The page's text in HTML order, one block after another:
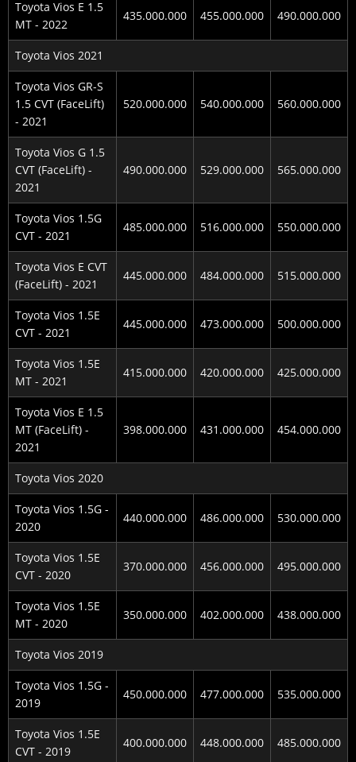
Toyota Vios E 1.5
MT - 2022
435.000.000 455.000.000 490.000.000
Toyota Vios 2021
Toyota Vios GR-S
1.5 CVT (FaceLift)
- 2021
520.000.000 540.000.000 560.000.000
Toyota Vios G 1.5
CVT (FaceLift) -
2021
490.000.000 529.000.000 565.000.000
Toyota Vios 1.5G
CVT - 2021
485.000.000 516.000.000 550.000.000
Toyota Vios E CVT
(FaceLift) - 2021
445.000.000 484.000.000 515.000.000
Toyota Vios 1.5E
CVT - 2021
445.000.000 473.000.000 500.000.000
Toyota Vios 1.5E
MT - 2021
415.000.000 420.000.000 425.000.000
Toyota Vios E 1.5
MT (FaceLift) -
2021
398.000.000 431.000.000 454.000.000
Toyota Vios 2020
Toyota Vios 1.5G -
2020
440.000.000 486.000.000 530.000.000
Toyota Vios 1.5E
CVT - 2020
370.000.000 456.000.000 495.000.000
Toyota Vios 1.5E
MT - 2020
350.000.000 402.000.000 438.000.000
Toyota Vios 2019
Toyota Vios 1.5G -
2019
450.000.000 477.000.000 535.000.000
Toyota Vios 1.5E
CVT - 2019
400.000.000 448.000.000 485.000.000